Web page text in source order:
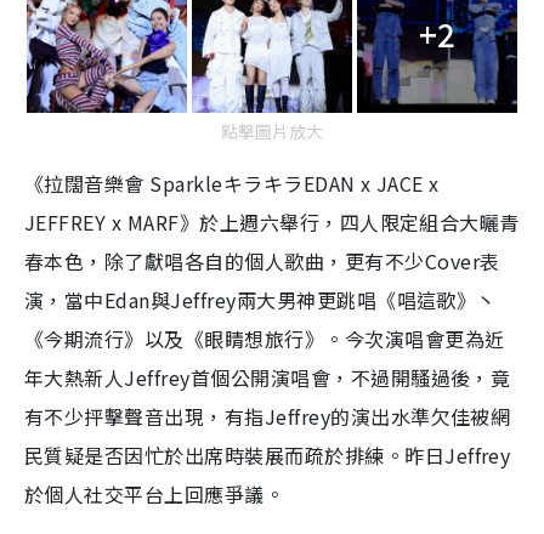
+2
點擊圖片放大
《拉闊音樂會 SparkleキラキラEDAN x JACE x
JEFFREY x MARF》於上週六舉行，四人限定組合大曬青
春本色，除了獻唱各自的個人歌曲，更有不少Cover表
演，當中Edan與Jeffrey兩大男神更跳唱《唱這歌》丶
《今期流行》以及《眼睛想旅行》。今次演唱會更為近
年大熱新人Jeffrey首個公開演唱會，不過開騷過後，竟
有不少抨擊聲音出現，有指Jeffrey的演出水準欠佳被網
民質疑是否因忙於出席時裝展而疏於排練。昨日Jeffrey
於個人社交平台上回應爭議。